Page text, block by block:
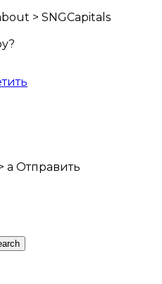
> SNGCapitals
a Отправить